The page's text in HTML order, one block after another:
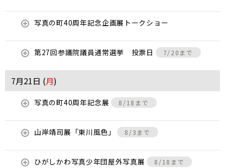
写真の町40周年記念企画展トークショー
第27回参議院議員通常選挙 投票日 7/20まで
7月21日 (月)
写真の町40周年記念展 8/18まで
山岸靖司展「東川風色」 8/3まで
ひがしかわ写真少年団屋外写真展 8/18まで